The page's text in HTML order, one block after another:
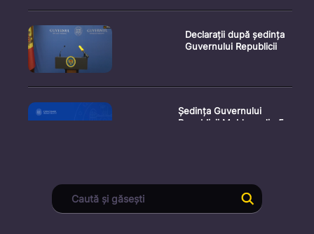
Declarații după ședința
Guvernului Republicii
Ședința Guvernului
Republicii Moldova din 5
Secretarul general al
Guvernului, Alexei Buzu,
est